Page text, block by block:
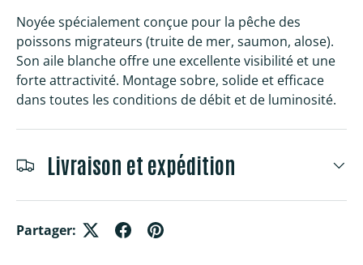
Noyée spécialement conçue pour la pêche des
poissons migrateurs (truite de mer, saumon, alose).
Son aile blanche offre une excellente visibilité et une
forte attractivité. Montage sobre, solide et efficace
dans toutes les conditions de débit et de luminosité.
Livraison et expédition
Partager: